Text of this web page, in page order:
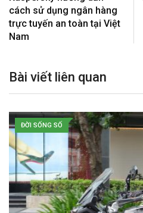
+
cách sử dụng ngân hàng
trực tuyến an toàn tại Việt
Nam
Bài viết liên quan
ĐỜI SỐNG SỐ